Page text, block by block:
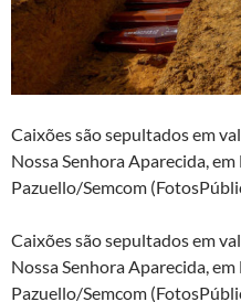
Caixões são sepultados em
Nossa Senhora Aparecida,
Pazuello/Semcom
Caixões são sepultados em
Nossa Senhora Aparecida,
Pazuello/Semcom